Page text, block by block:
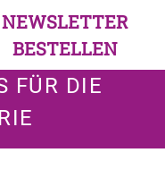
NEWSLETTER
BESTELLEN
FÜR DIE